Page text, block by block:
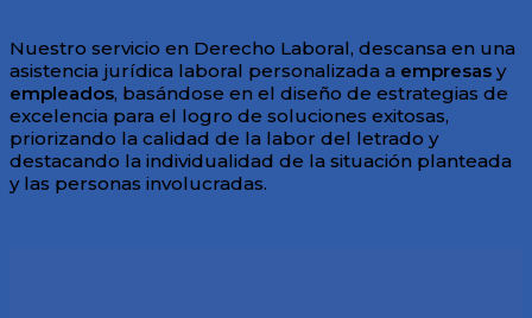
Nuestro servicio en Derecho Laboral, descansa en una
asistencia jurídica laboral personalizada a empresas y
empleados, basándose en el diseño de estrategias de
excelencia para el logro de soluciones exitosas,
priorizando la calidad de la labor del letrado y
destacando la individualidad de la situación planteada
y las personas involucradas.